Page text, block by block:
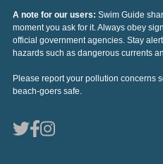
A note for our users: Swim Guide
moment you ask for it. Always obey
official government agencies. Stay
hazards such as dangerous currents
Please report your pollution concerns
beach-goers safe.